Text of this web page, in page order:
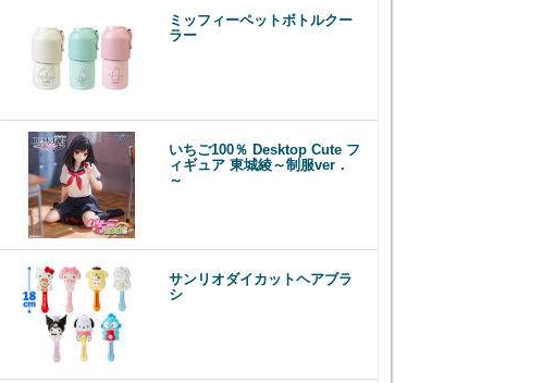
ミッフィーペットボトルクー
ラー
いちご100％ Desktop Cute フ
ィギュア 東城綾～制服ver．
～
サンリオダイカットヘアブラ
シ